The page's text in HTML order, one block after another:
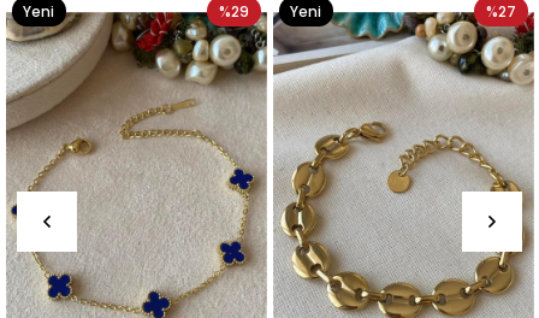
%29
Yeni
Ürün
%27
Yeni
Ürün